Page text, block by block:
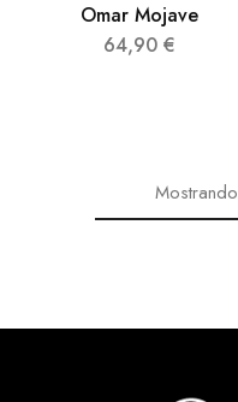
Omar Mojave
64,90 €
Mostrando